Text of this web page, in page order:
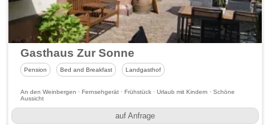
Gasthaus Zur Sonne
Pension Bed and Breakfast Landgasthof
An den Weinbergen · Fernsehgerät · Frühstück · Urlaub mit Kindern · Schöne
Aussicht
auf Anfrage